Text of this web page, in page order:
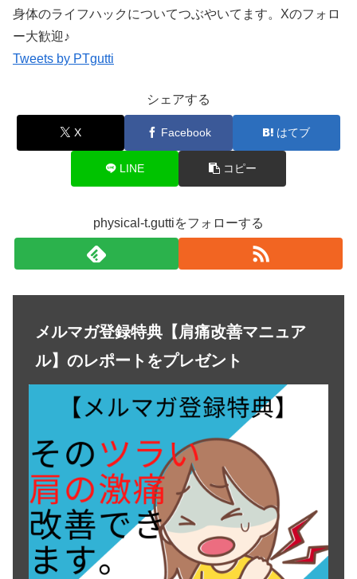
身体のライフハックについてつぶやいてます。Xのフォロ
ー大歓迎♪
Tweets by PTgutti
シェアする
X Facebook はてブ
LINE コピー
physical-t.guttiをフォローする
メルマガ登録特典【肩痛改善マニュア
ル】のレポートをプレゼント